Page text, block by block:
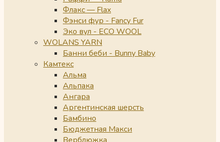
Флакс — Flax
Фэнси фур - Fancy Fur
Эко вул - ECO WOOL
WOLANS YARN
Банни беби - Bunny Baby
Камтекс
Альма
Альпака
Ангара
Аргентинская шерсть
Бамбино
Бюджетная Макси